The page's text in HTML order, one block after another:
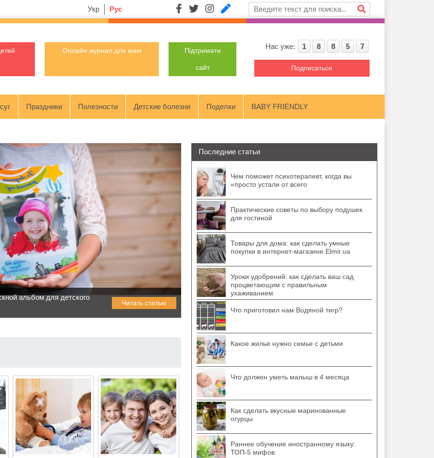
Укр Рус
Онлайн журнал для мам Підтримати
сайт
Нас уже: 1 8 8 5 7
Подписаться
Праздники Полезности Детские болезни Поделки BABY FRIENDLY
альбом для детского
Читать статью
Последние статьи
Чем поможет психотерапевт, когда вы
«просто устали от всего
Практические советы по выбору подушек
для гостиной
Товары для дома: как сделать умные
покупки в интернет-магазине Elmir.ua
Уроки удобрений: как сделать ваш сад
процветающим с правильным
ухаживанием
Что приготовил нам Водяной тигр?
Какое жилье нужно семье с детьми
Что должен уметь малыш в 4 месяца
Как сделать вкусные маринованные
огурцы
Раннее обучение иностранному языку:
ТОП-5 мифов